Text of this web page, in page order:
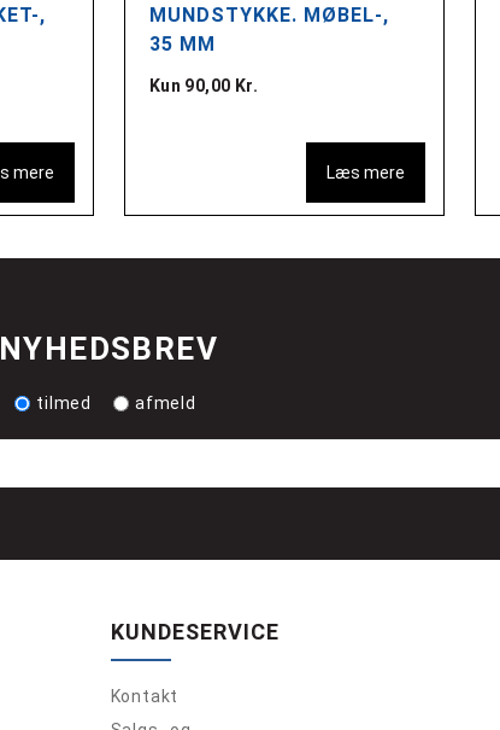
,
mere
MUNDSTYKKE. MØBEL-,
35 MM
Kun 90,00 Kr.
Læs mere
NYHEDSBREV
tilmed afmeld
KUNDESERVICE
Kontakt